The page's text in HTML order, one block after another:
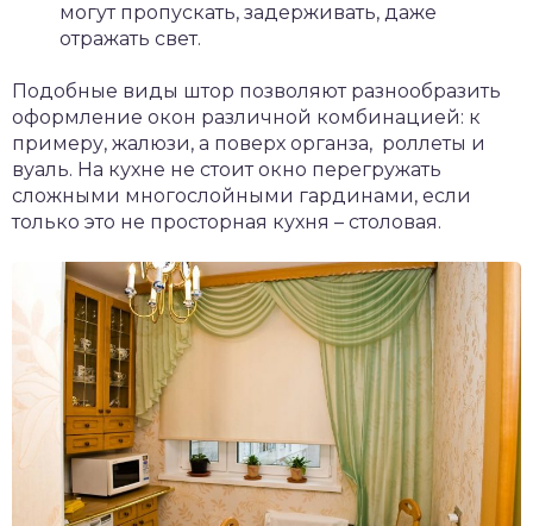
могут пропускать, задерживать, даже
отражать свет.
Подобные виды штор позволяют разнообразить
оформление окон различной комбинацией: к
примеру, жалюзи, а поверх органза, роллеты и
вуаль. На кухне не стоит окно перегружать
сложными многослойными гардинами, если
только это не просторная кухня – столовая.